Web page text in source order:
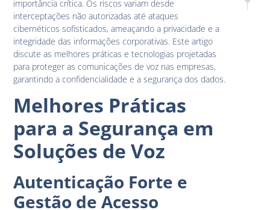
importância crítica. Os riscos variam desde
interceptações não autorizadas até ataques
cibernéticos sofisticados, ameaçando a privacidade e a
integridade das informações corporativas. Este artigo
discute as melhores práticas e tecnologias projetadas
para proteger as comunicações de voz nas empresas,
garantindo a confidencialidade e a segurança dos dados.
Melhores Práticas
para a Segurança em
Soluções de Voz
Autenticação Forte e
Gestão de Acesso